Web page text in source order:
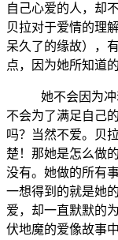
自己心爱的人，却
贝拉对于爱情的理
呆久了的缘故），
点，因为她所知道
她不会因为冲动
不会为了满足自己
吗？当然不爱。贝
楚！那她是怎么做
没有。她做的所有
一想得到的就是她
爱，却一直默默的
伏地魔的爱像故事